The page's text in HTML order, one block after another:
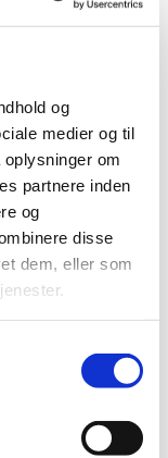
og
medier og til
om
partnere inden
og
disse
dem, eller som
dag
med
fra begge
Tirsdags
ide at dette skulle
der kunne
Dette blev
matcherne i
Dette
til Tyskland,
var moden til at
blev også
kun 22